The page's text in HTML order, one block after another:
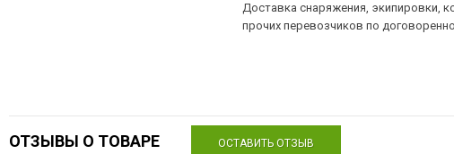
Доставка снаряжения, экипировки,
прочих перевозчиков по
ОТЗЫВЫ О ТОВАРЕ ОСТАВИТЬ ОТЗЫВ